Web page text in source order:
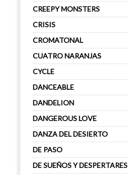
CREEPY MONSTERS
CRISIS
CROMATONAL
CUATRO NARANJAS
CYCLE
DANCEABLE
DANDELION
DANGEROUS LOVE
DANZA DEL DESIERTO
DE PASO
DE SUEÑOS Y DESPERTARES